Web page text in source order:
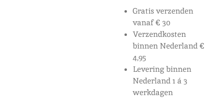
Gratis verzenden
vanaf € 30
Verzendkosten
binnen Nederland €
4,95
Levering binnen
Nederland 1 á 3
werkdagen